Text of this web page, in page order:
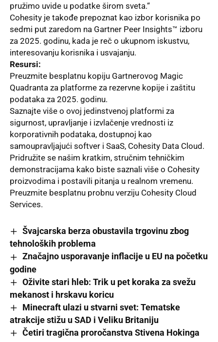
pružimo uvide u podatke širom sveta.“
Cohesity je takođe prepoznat kao izbor korisnika po
sedmi put zaredom na Gartner Peer Insights™ izboru
za 2025. godinu, kada je reč o ukupnom iskustvu,
interesovanju korisnika i usvajanju.
Resursi:
Preuzmite besplatnu kopiju Gartnerovog Magic
Quadranta za platforme za rezervne kopije i zaštitu
podataka za 2025. godinu.
Saznajte više o ovoj jedinstvenoj platformi za
sigurnost, upravljanje i izvlačenje vrednosti iz
korporativnih podataka, dostupnoj kao
samoupravljajući softver i SaaS, Cohesity Data Cloud .
Pridružite se našim kratkim, stručnim tehničkim
demonstracijama kako biste saznali više o Cohesity
proizvodima i postavili pitanja u realnom vremenu.
Preuzmite besplatnu probnu verziju Cohesity Cloud
Services.
Švajcarska berza obustavila trgovinu zbog
tehnoloških problema
Značajno usporavanje inflacije u EU na početku
godine
Oživite stari hleb: Trik u pet koraka za svežu
mekanost i hrskavu koricu
Minecraft ulazi u stvarni svet: Tematske
atrakcije stižu u SAD i Veliku Britaniju
Četiri tragična proročanstva Stivena Hokinga